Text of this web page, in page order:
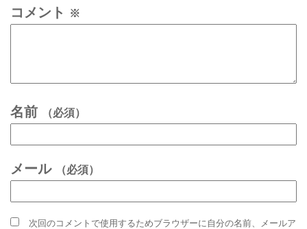
コメント ※
名前 （必須）
メール （必須）
次回のコメントで使用するためブラウザーに自分の名前、メールア